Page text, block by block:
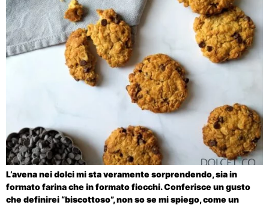
L’avena nei dolci mi sta veramente sorprendendo, sia in
formato farina che in formato fiocchi. Conferisce un gusto
che definirei “biscottoso”, non so se mi spiego, come un